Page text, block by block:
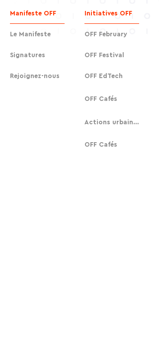
Manifeste OFF
Le Manifeste
Signatures
Rejoignez-nous
Initiatives OFF
OFF February
OFF Festival
OFF EdTech
OFF Cafés
Actions urbaines
OFF Cafés